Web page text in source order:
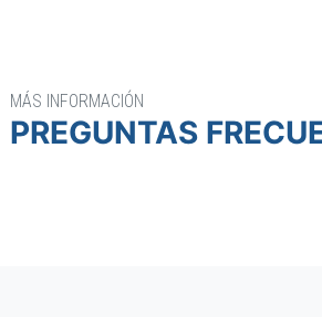
MÁS INFORMACIÓN
PREGUNTAS